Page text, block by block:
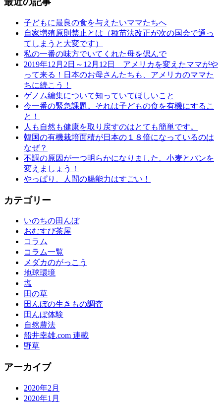
子どもに最良の食を与えたいママたちへ
自家増殖原則禁止とは（種苗法改正が次の国会で通っ
てしまうと大変です）
私の一番の味方でいてくれた母を偲んで
2019年12月2日～12月12日 アメリカを変えたママがや
って来る！日本のお母さんたちも、アメリカのママた
ちに続こう！
ゲノム編集について知っていてほしいこと
今一番の緊急課題。それは子どもの食を有機にするこ
と！
人も自然も健康を取り戻すのはとても簡単です。
韓国の有機栽培面積が日本の１８倍になっているのは
なぜ？
不調の原因が一つ明らかになりました。小麦とパンを
変えましょう！
やっぱり、人間の腸能力はすごい！
カテゴリー
いのちの田んぼ
おむすび茶屋
コラム
コラム一覧
メダカのがっこう
地球環境
塩
田の草
田んぼの生きもの調査
田んぼ体験
自然農法
船井幸雄.com 連載
野草
アーカイブ
2020年2月
2020年1月